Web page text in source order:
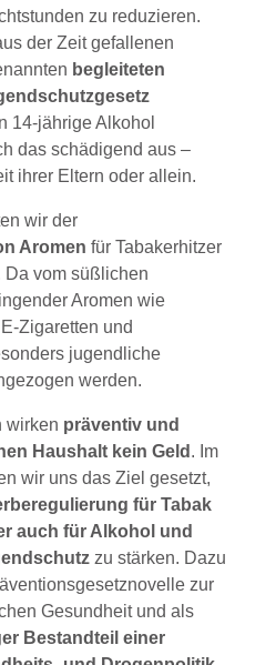
zu reduzieren.
der Zeit gefallenen
begleiteten
14-jährige Alkohol
das schädigend aus –
ihrer Eltern oder allein.
wir der
Aromen für Tabakerhitzer
Da vom süßlichen
Aromen wie
Zigaretten und
jugendliche
werden.
wirken präventiv und
Haushalt kein Geld . Im
wir uns das Ziel gesetzt,
für Tabak
auch für Alkohol und
zu stärken. Dazu
zur
Gesundheit und als
Bestandteil einer